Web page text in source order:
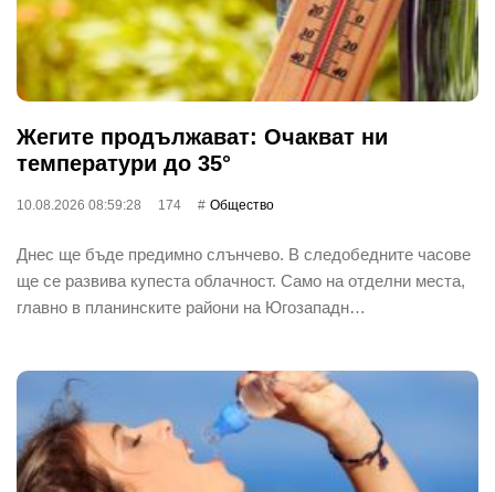
Жегите продължават: Очакват ни
температури до 35°
10.08.2026 08:59:28 174 Общество
Днес ще бъде предимно слънчево. В следобедните часове
ще се развива купеста облачност. Само на отделни места,
главно в планинските райони на Югозападн…